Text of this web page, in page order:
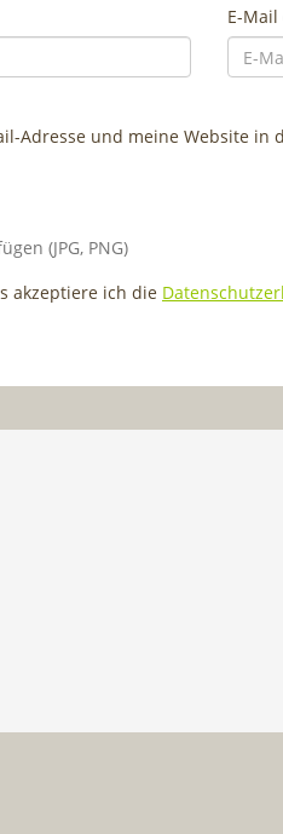
E-
Adresse und meine Website in
(JPG, PNG)
akzeptiere ich die